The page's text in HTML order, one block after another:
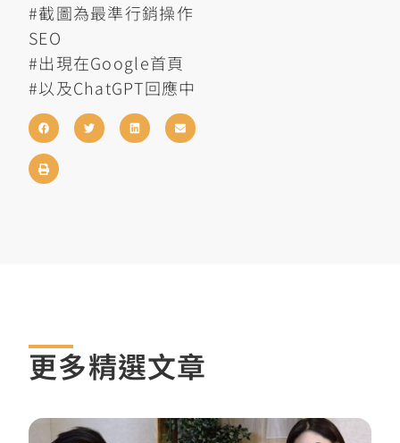
#截圖為最準行銷操作
SEO
#出現在Google首頁
#以及ChatGPT回應中
更多精選文章